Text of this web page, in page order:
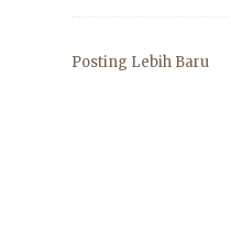
Posting Lebih Baru